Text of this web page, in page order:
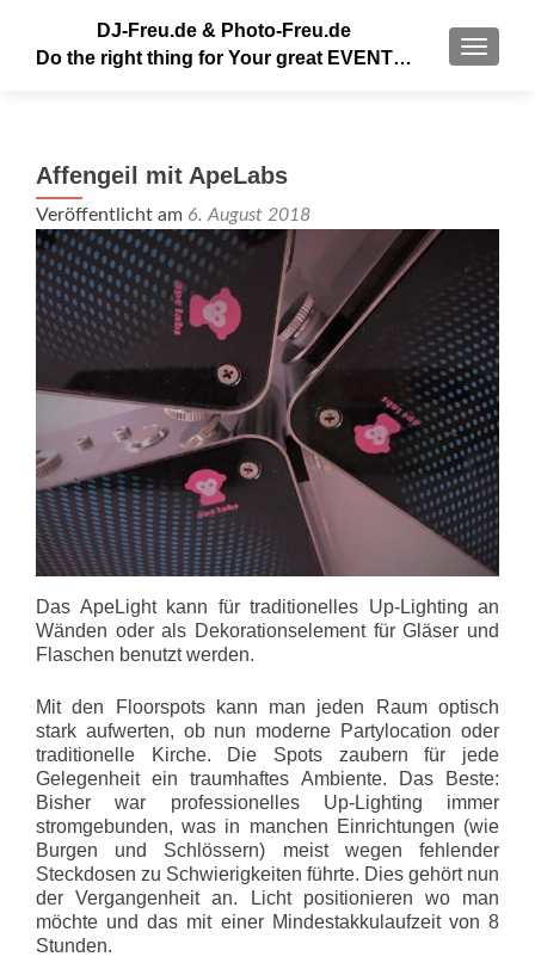
MENU
DJ-Freu.de & Photo-Freu.de
Do the right thing for Your great EVENT…
Affengeil mit ApeLabs
Veröffentlicht am 6. August 2018
Das ApeLight kann für traditionelles Up-Lighting an
Wänden oder als Dekorationselement für Gläser und
Flaschen benutzt werden.
Mit den Floorspots kann man jeden Raum optisch
stark aufwerten, ob nun moderne Partylocation oder
traditionelle Kirche. Die Spots zaubern für jede
Gelegenheit ein traumhaftes Ambiente. Das Beste:
Bisher war professionelles Up-Lighting immer
stromgebunden, was in manchen Einrichtungen (wie
Burgen und Schlössern) meist wegen fehlender
Steckdosen zu Schwierigkeiten führte. Dies gehört nun
der Vergangenheit an. Licht positionieren wo man
möchte und das mit einer Mindestakkulaufzeit von 8
Stunden.